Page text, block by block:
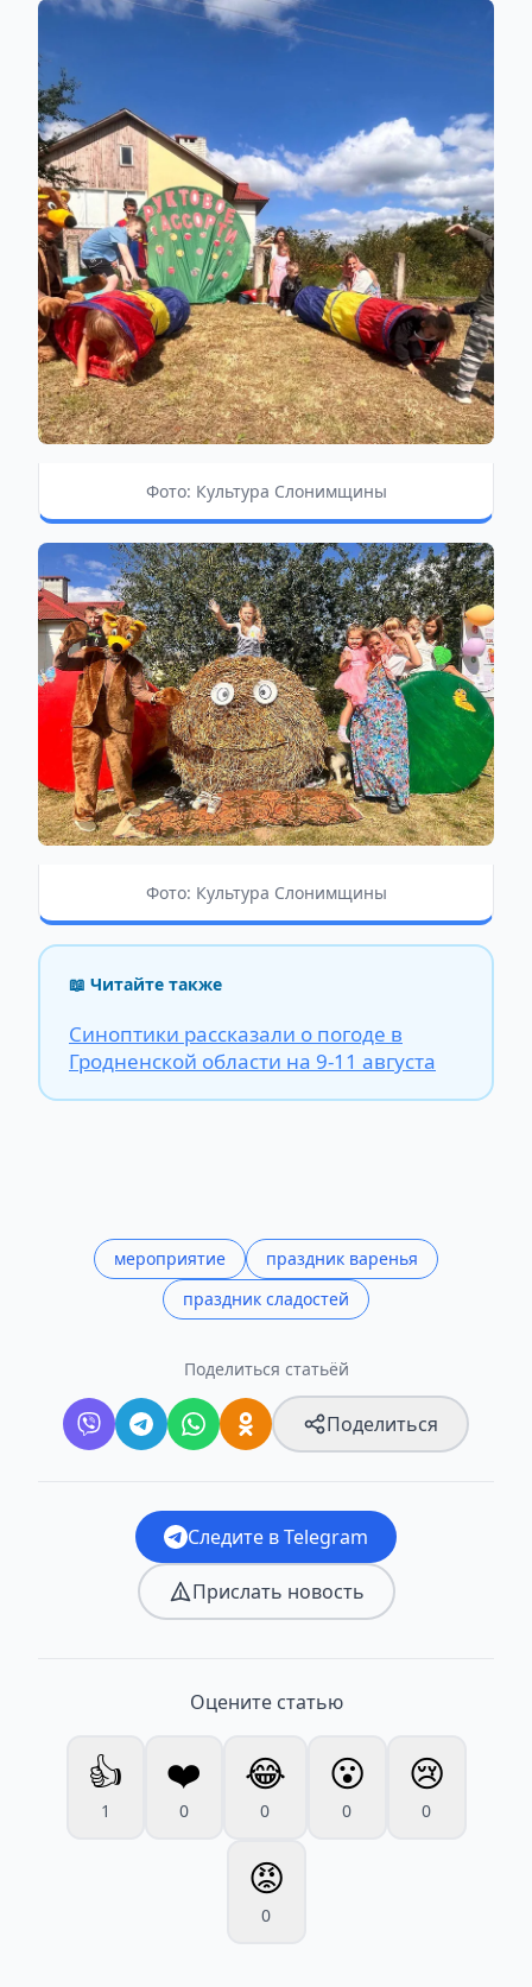
Фото: Культура Слонимщины
Фото: Культура Слонимщины
📖 Читайте также
Синоптики рассказали о погоде в
Гродненской области на 9-11 августа
мероприятие
праздник варенья
праздник сладостей
Поделиться статьёй
Поделиться
Следите в Telegram
Прислать новость
Оцените статью
👍
1
❤️
0
😂
0
😮
0
😢
0
😡
0